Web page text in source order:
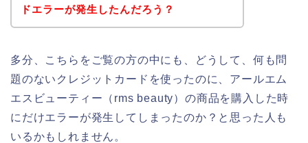
ドエラーが発生したんだろう？
多分、こちらをご覧の方の中にも、どうして、何も問
題のないクレジットカードを使ったのに、アールエム
エスビューティー（rms beauty）の商品を購入した時
にだけエラーが発生してしまったのか？と思った人も
いるかもしれません。